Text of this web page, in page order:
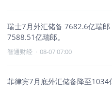
瑞士7月外汇储备 7682.6亿瑞
7588.51亿瑞郎。
智通财经 · 08-07 07:00
菲律宾7月底外汇储备降至1034